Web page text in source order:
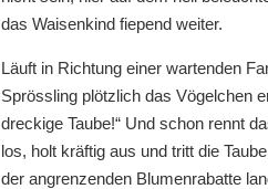
das Waisenkind fiepend weiter.
Läuft in Richtung einer wartenden
Sprössling plötzlich das Vögelchen
dreckige Taube!“ Und schon rennt
los, holt kräftig aus und tritt die
der angrenzenden Blumenrabatte